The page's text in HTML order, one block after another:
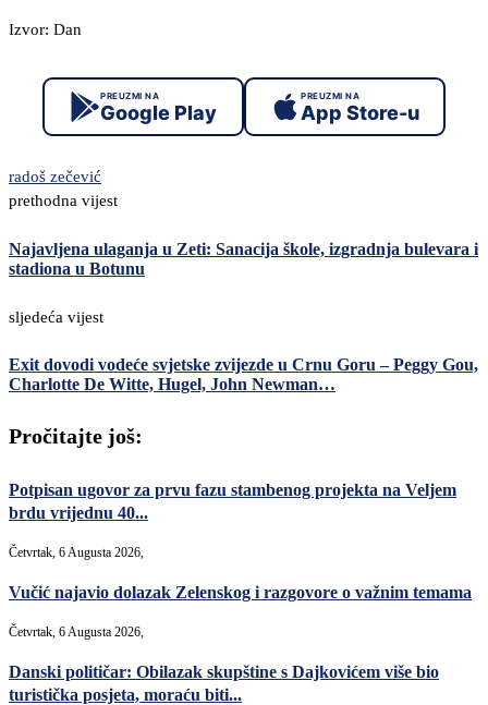
Izvor: Dan
PREUZMI NA
Google Play
PREUZMI NA
App Store-u
radoš zečević
prethodna vijest
Najavljena ulaganja u Zeti: Sanacija škole, izgradnja bulevara i
stadiona u Botunu
sljedeća vijest
Exit dovodi vodeće svjetske zvijezde u Crnu Goru – Peggy Gou,
Charlotte De Witte, Hugel, John Newman…
Pročitajte još:
Potpisan ugovor za prvu fazu stambenog projekta na Veljem
brdu vrijednu 40...
Četvrtak, 6 Augusta 2026,
Vučić najavio dolazak Zelenskog i razgovore o važnim temama
Četvrtak, 6 Augusta 2026,
Danski političar: Obilazak skupštine s Dajkovićem više bio
turistička posjeta, moraću biti...